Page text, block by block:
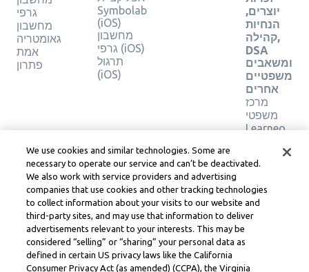
גרפי
מחשבון
גאומטריה
אמת
פתרון
Symbolab
(iOS)
מחשבון
גרפי (iOS)
תרגול
(iOS)
יוצרים,
הנחיות
קהילה,
DSA
ומשאבים
משפטיים
אחרים
מרכז
משפטי
Learneo
של
Symbolab, a Learneo, Inc. business
© Learneo, Inc. 2024
We use cookies and similar technologies. Some are
necessary to operate our service and can’t be deactivated.
We also work with service providers and advertising
companies that use cookies and other tracking technologies
to collect information about your visits to our website and
third-party sites, and may use that information to deliver
advertisements relevant to your interests. This may be
considered “selling” or “sharing” your personal data as
defined in certain US privacy laws like the California
Consumer Privacy Act (as amended) (CCPA), the Virginia